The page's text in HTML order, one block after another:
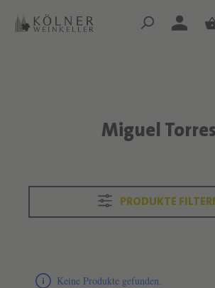
Zum Hauptinhalt springen
Zum Hauptinhalt springen
Text überspringenMiguel Torres
PRODUKTE
Keine Produkte gefunden.